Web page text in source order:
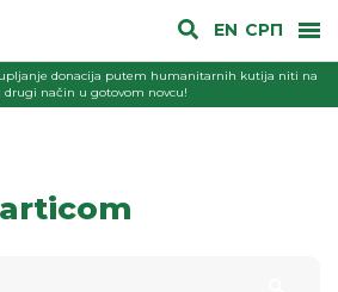
EN СРП
donacija putem humanitarnih kutija niti na
drugi način u gotovom novcu!